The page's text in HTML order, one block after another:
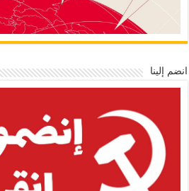
انضم إلينا